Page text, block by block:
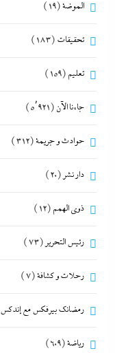
الموضة(19)
تحقيقات (183)
تعليم (159)
جاءنا الآن (5٬921)
حوادث و جريمة(312)
دار نشر(20)
ذوى الهمم (12)
رئيس التحرير(73)
رحلات و كشافة(7)
رمضانك بيرفكس مع إندكس
رياضة(609)